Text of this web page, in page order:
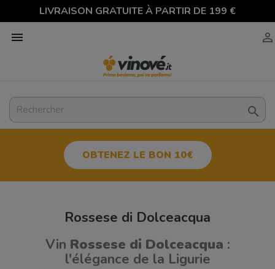
LIVRAISON GRATUITE À PARTIR DE 199 €
 

OBTENEZ LE BON 10€
Rossese di Dolceacqua
Vin Rossese di Dolceacqua :
l'élégance de la Ligurie